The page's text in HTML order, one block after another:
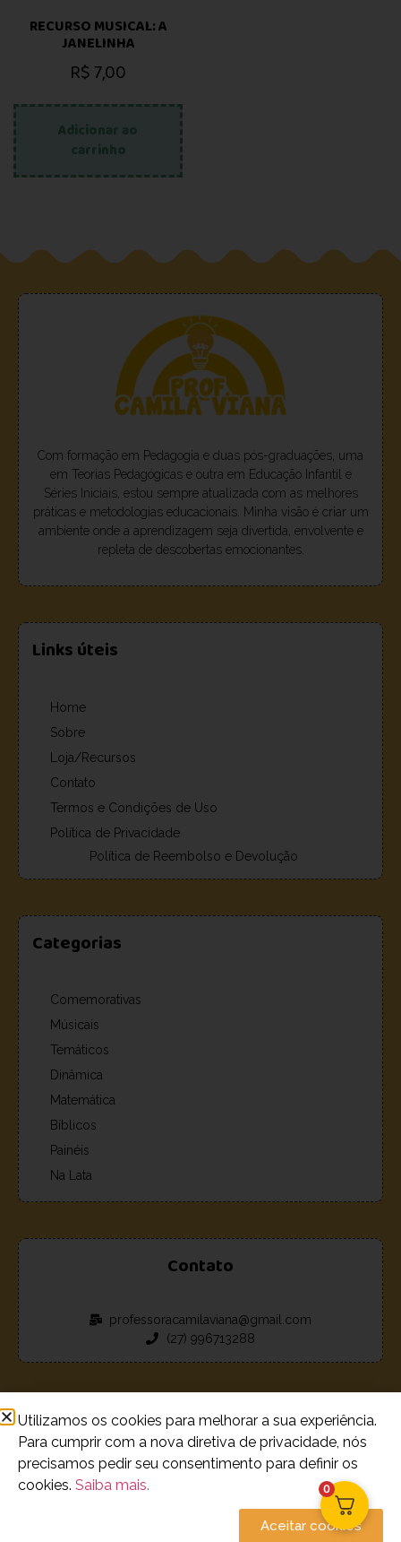
RECURSO MUSICAL: A
JANELINHA
R$7,00
Adicionar ao
carrinho
Com formação em Pedagogia e duas pós-graduações, uma
em Teorias Pedagógicas e outra em Educação Infantil e
Séries Iniciais, estou sempre atualizada com as melhores
práticas e metodologias educacionais. Minha visão é criar um
ambiente onde a aprendizagem seja divertida, envolvente e
repleta de descobertas emocionantes.
Links úteis
Home
Sobre
Loja/Recursos
Contato
Termos e Condições de Uso
Política de Privacidade
Política de Reembolso e Devolução
Categorias
Comemorativas
Músicais
Temáticos
Dinâmica
Matemática
Bíblicos
Painéis
Na Lata
Contato
professoracamilaviana@gmail.com
(27) 996713288
© 2023 - 2026 Loja de recursos estudantis Camila Viana.
Todos os Direitos Reservados
0
Utilizamos os cookies para melhorar a sua experiência.
Para cumprir com a nova diretiva de privacidade, nós
precisamos pedir seu consentimento para definir os
cookies. Saiba mais.
Aceitar cookies